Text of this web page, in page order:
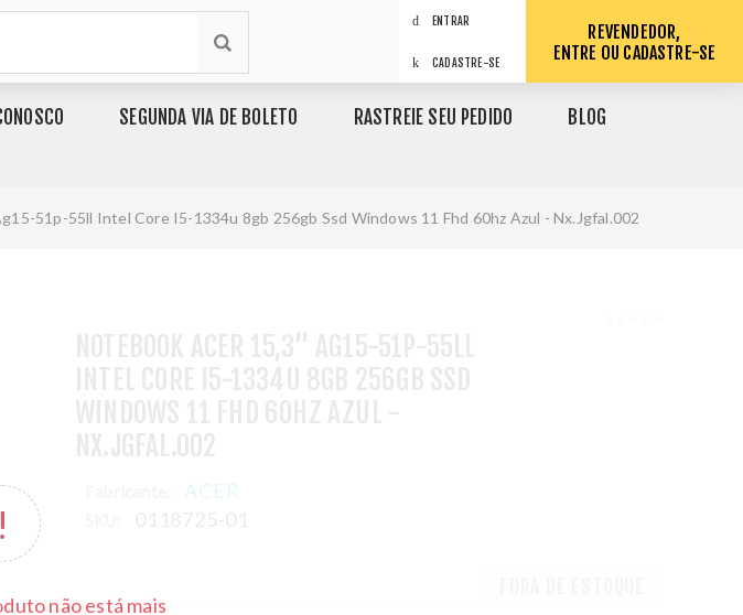
ENTRAR
CADASTRE-SE
REVENDEDOR,
ENTRE OU CADASTRE-SE
SEGUNDA VIA DE BOLETO RASTREIE SEU PEDIDO BLOG
51p-55ll Intel Core I5-1334u 8gb 256gb Ssd Windows 11 Fhd 60hz Azul - Nx.Jgfal.002
não está mais
ACER